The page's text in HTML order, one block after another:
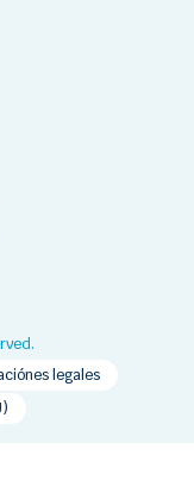
legales